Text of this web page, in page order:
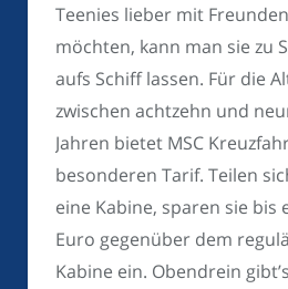
Teenies lieber mit
möchten, kann man sie zu
aufs Schiff lassen. Für die
zwischen achtzehn und
Jahren bietet MSC
besonderen Tarif. Teilen
eine Kabine, sparen sie
Euro gegenüber dem
Kabine ein. Obendrein